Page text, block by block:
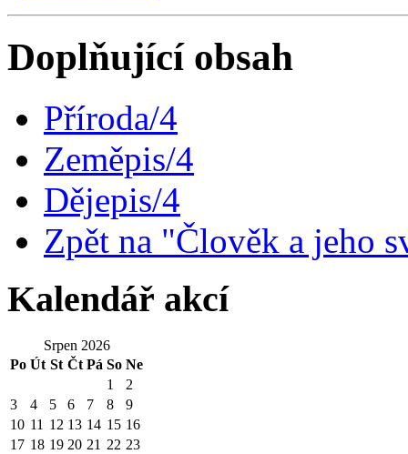
Doplňující obsah
Příroda/4
Zeměpis/4
Dějepis/4
Zpět na "Člověk a jeho
Kalendář akcí
Srpen 2026
Po Út St Čt Pá So Ne
1
2
3
4 5 6 7 8
9
10 11 12 13 14 15 16
17 18 19 20 21 22 23